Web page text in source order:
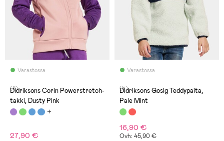
Varastossa
(8)
Didriksons Corin Powerstretch-
takki, Dusty Pink
27,90 €
Varastossa
(5)
Didriksons Gosig Teddypaita,
Pale Mint
16,90 €
Ovh: 45,90 €